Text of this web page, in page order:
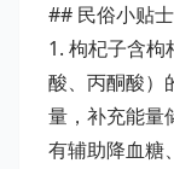
## 民俗小贴士
1. 枸杞子含
酸、丙酮酸）
量，补充能量
有辅助降血糖